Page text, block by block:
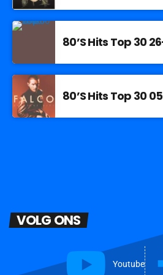
80’S Hits Top 30
80’S Hits Top 30
VOLG ONS
Youtube